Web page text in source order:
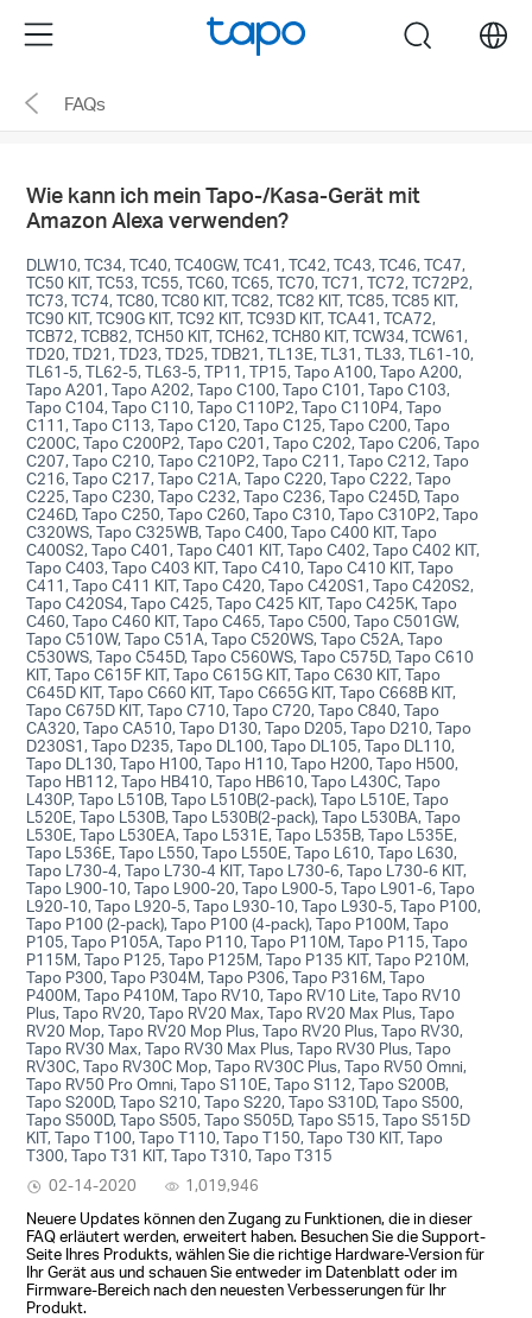
the
navigation
Menu search
FAQs
Wie kann ich mein Tapo-/Kasa-Gerät mit
Amazon Alexa verwenden?
DLW10, TC34, TC40, TC40GW, TC41, TC42, TC43, TC46, TC47,
TC50 KIT, TC53, TC55, TC60, TC65, TC70, TC71, TC72, TC72P2,
TC73, TC74, TC80, TC80 KIT, TC82, TC82 KIT, TC85, TC85 KIT,
TC90 KIT, TC90G KIT, TC92 KIT, TC93D KIT, TCA41, TCA72,
TCB72, TCB82, TCH50 KIT, TCH62, TCH80 KIT, TCW34, TCW61,
TD20, TD21, TD23, TD25, TDB21, TL13E, TL31, TL33, TL61-10,
TL61-5, TL62-5, TL63-5, TP11, TP15, Tapo A100, Tapo A200,
Tapo A201, Tapo A202, Tapo C100, Tapo C101, Tapo C103,
Tapo C104, Tapo C110, Tapo C110P2, Tapo C110P4, Tapo
C111, Tapo C113, Tapo C120, Tapo C125, Tapo C200, Tapo
C200C, Tapo C200P2, Tapo C201, Tapo C202, Tapo C206, Tapo
C207, Tapo C210, Tapo C210P2, Tapo C211, Tapo C212, Tapo
C216, Tapo C217, Tapo C21A, Tapo C220, Tapo C222, Tapo
C225, Tapo C230, Tapo C232, Tapo C236, Tapo C245D, Tapo
C246D, Tapo C250, Tapo C260, Tapo C310, Tapo C310P2, Tapo
C320WS, Tapo C325WB, Tapo C400, Tapo C400 KIT, Tapo
C400S2, Tapo C401, Tapo C401 KIT, Tapo C402, Tapo C402 KIT,
Tapo C403, Tapo C403 KIT, Tapo C410, Tapo C410 KIT, Tapo
C411, Tapo C411 KIT, Tapo C420, Tapo C420S1, Tapo C420S2,
Tapo C420S4, Tapo C425, Tapo C425 KIT, Tapo C425K, Tapo
C460, Tapo C460 KIT, Tapo C465, Tapo C500, Tapo C501GW,
Tapo C510W, Tapo C51A, Tapo C520WS, Tapo C52A, Tapo
C530WS, Tapo C545D, Tapo C560WS, Tapo C575D, Tapo C610
KIT, Tapo C615F KIT, Tapo C615G KIT, Tapo C630 KIT, Tapo
C645D KIT, Tapo C660 KIT, Tapo C665G KIT, Tapo C668B KIT,
Tapo C675D KIT, Tapo C710, Tapo C720, Tapo C840, Tapo
CA320, Tapo CA510, Tapo D130, Tapo D205, Tapo D210, Tapo
D230S1, Tapo D235, Tapo DL100, Tapo DL105, Tapo DL110,
Tapo DL130, Tapo H100, Tapo H110, Tapo H200, Tapo H500,
Tapo HB112, Tapo HB410, Tapo HB610, Tapo L430C, Tapo
L430P, Tapo L510B, Tapo L510B(2-pack), Tapo L510E, Tapo
L520E, Tapo L530B, Tapo L530B(2-pack), Tapo L530BA, Tapo
L530E, Tapo L530EA, Tapo L531E, Tapo L535B, Tapo L535E,
Tapo L536E, Tapo L550, Tapo L550E, Tapo L610, Tapo L630,
Tapo L730-4, Tapo L730-4 KIT, Tapo L730-6, Tapo L730-6 KIT,
Tapo L900-10, Tapo L900-20, Tapo L900-5, Tapo L901-6, Tapo
L920-10, Tapo L920-5, Tapo L930-10, Tapo L930-5, Tapo P100,
Tapo P100 (2-pack), Tapo P100 (4-pack), Tapo P100M, Tapo
P105, Tapo P105A, Tapo P110, Tapo P110M, Tapo P115, Tapo
P115M, Tapo P125, Tapo P125M, Tapo P135 KIT, Tapo P210M,
Tapo P300, Tapo P304M, Tapo P306, Tapo P316M, Tapo
P400M, Tapo P410M, Tapo RV10, Tapo RV10 Lite, Tapo RV10
Plus, Tapo RV20, Tapo RV20 Max, Tapo RV20 Max Plus, Tapo
RV20 Mop, Tapo RV20 Mop Plus, Tapo RV20 Plus, Tapo RV30,
Tapo RV30 Max, Tapo RV30 Max Plus, Tapo RV30 Plus, Tapo
RV30C, Tapo RV30C Mop, Tapo RV30C Plus, Tapo RV50 Omni,
Tapo RV50 Pro Omni, Tapo S110E, Tapo S112, Tapo S200B,
Tapo S200D, Tapo S210, Tapo S220, Tapo S310D, Tapo S500,
Tapo S500D, Tapo S505, Tapo S505D, Tapo S515, Tapo S515D
KIT, Tapo T100, Tapo T110, Tapo T150, Tapo T30 KIT, Tapo
T300, Tapo T31 KIT, Tapo T310, Tapo T315
02-14-2020
1,019,946
Neuere Updates können den Zugang zu Funktionen, die in dieser
FAQ erläutert werden, erweitert haben. Besuchen Sie die Support-
Seite Ihres Produkts, wählen Sie die richtige Hardware-Version für
Ihr Gerät aus und schauen Sie entweder im Datenblatt oder im
Firmware-Bereich nach den neuesten Verbesserungen für Ihr
Produkt.